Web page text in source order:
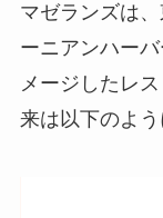
マゼランズは
ーニアンハー
メージしたレ
来は以下のよう